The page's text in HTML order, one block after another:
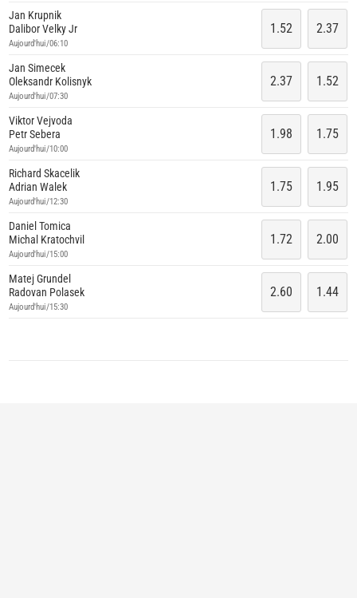
Jan Krupnik
Dalibor Velky Jr
Aujourd'hui/06:10
1.52 2.37
Jan Simecek
Oleksandr Kolisnyk
Aujourd'hui/07:30
2.37 1.52
Viktor Vejvoda
Petr Sebera
Aujourd'hui/10:00
1.98 1.75
Richard Skacelik
Adrian Walek
Aujourd'hui/12:30
1.75 1.95
Daniel Tomica
Michal Kratochvil
Aujourd'hui/15:00
1.72 2.00
Matej Grundel
Radovan Polasek
Aujourd'hui/15:30
2.60 1.44